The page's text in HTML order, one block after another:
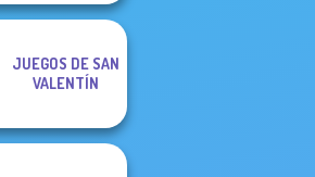
JUEGOS DE SAN
VALENTÍN